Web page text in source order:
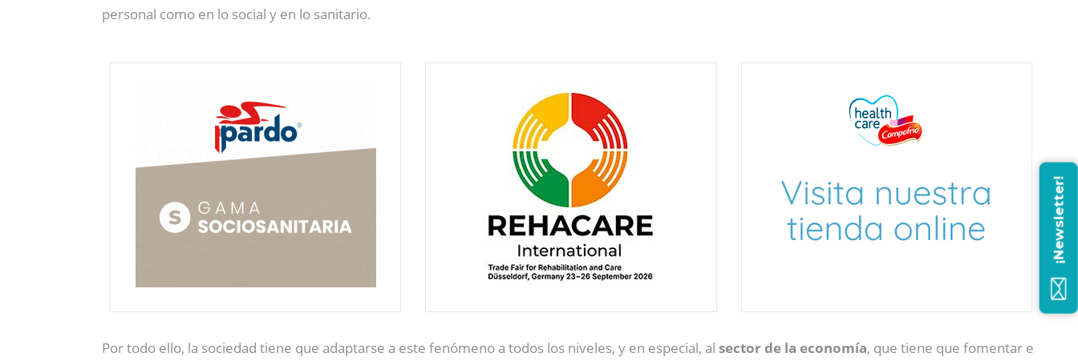
personal como en lo social y en lo sanitario.
Por todo ello, la sociedad tiene que adaptarse a este fenómeno a todos los niveles, y en especial, al sector de la economía, que tiene que fomentar e
¡Newsletter!